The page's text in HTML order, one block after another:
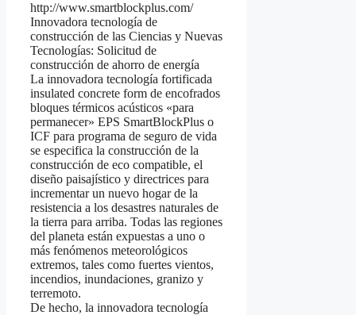
http://www.smartblockplus.com/
Innovadora tecnología de
construcción de las Ciencias y Nuevas
Tecnologías: Solicitud de
construcción de ahorro de energía
La innovadora tecnología fortificada
insulated concrete form de encofrados
bloques térmicos acústicos «para
permanecer» EPS SmartBlockPlus o
ICF para programa de seguro de vida
se especifica la construcción de la
construcción de eco compatible, el
diseño paisajístico y directrices para
incrementar un nuevo hogar de la
resistencia a los desastres naturales de
la tierra para arriba. Todas las regiones
del planeta están expuestas a uno o
más fenómenos meteorológicos
extremos, tales como fuertes vientos,
incendios, inundaciones, granizo y
terremoto.
De hecho, la innovadora tecnología